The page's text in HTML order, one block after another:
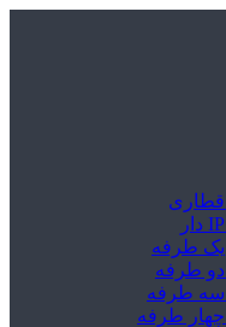
قطاری
یک طرفه
دو طرفه
سه طرفه
چهار طرفه